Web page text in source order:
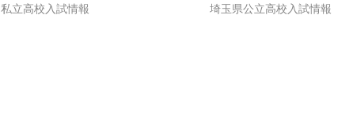
私立高校入試情報
埼玉県公立高校入試情報